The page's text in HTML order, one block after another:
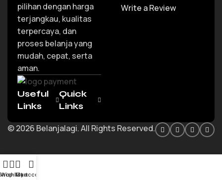
pilihan dengan harga
terjangkau, kualitas
terpercaya, dan
proses belanja yang
mudah, cepat, serta
aman.
Useful
Links
Quick
Links
Write a Review
© 2026 Belanjalagi. All Rights Reserved.
Wishlist
Cart
My account